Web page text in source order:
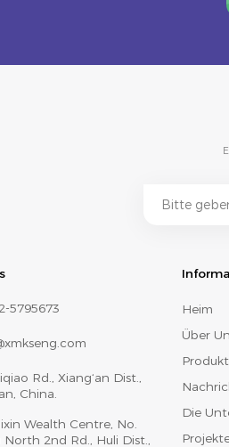
5795673
Rd., Xiang‘an Dist.,
China.
Wealth Centre, No.
North 2nd Rd., Huli Dist.,
Heim
Über
Die